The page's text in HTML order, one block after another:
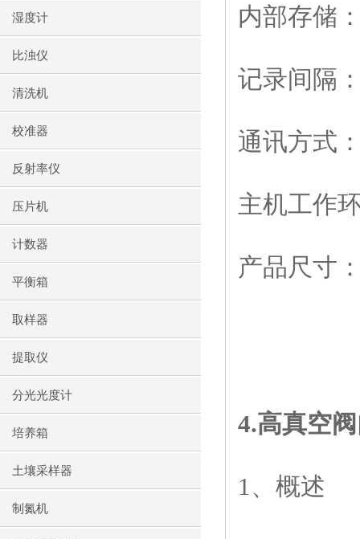
湿度计
比浊仪
清洗机
校准器
反射率仪
压片机
计数器
平衡箱
取样器
提取仪
分光光度计
培养箱
土壤采样器
制氮机
内部存储
记录间隔
通讯方式
主机工作
产品尺寸
4.高真空
1、概述